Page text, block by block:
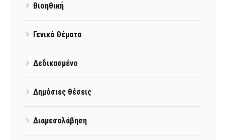
Βιοηθική
Γενικά Θέματα
Δεδικασμένο
Δημόσιες θέσεις
Διαμεσολάβηση